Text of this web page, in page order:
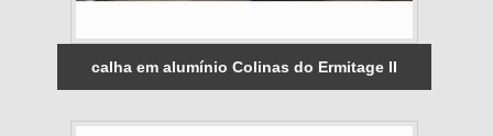
calha em alumínio Colinas do Ermitage II